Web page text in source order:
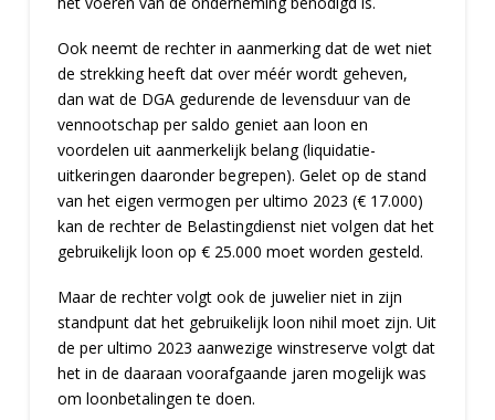
Ook neemt de rechter in aanmerking dat de wet niet
de strekking heeft dat over méér wordt geheven,
dan wat de DGA gedurende de levensduur van de
vennootschap per saldo geniet aan loon en
voordelen uit aanmerkelijk belang (liquidatie-
uitkeringen daaronder begrepen). Gelet op de stand
van het eigen vermogen per ultimo 2023 (€ 17.000)
kan de rechter de Belastingdienst niet volgen dat het
gebruikelijk loon op € 25.000 moet worden gesteld.
Maar de rechter volgt ook de juwelier niet in zijn
standpunt dat het gebruikelijk loon nihil moet zijn. Uit
de per ultimo 2023 aanwezige winstreserve volgt dat
het in de daaraan voorafgaande jaren mogelijk was
om loonbetalingen te doen.